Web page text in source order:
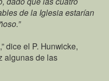
de la Iglesia estarían
dice el P. Hunwicke,
algunas de las